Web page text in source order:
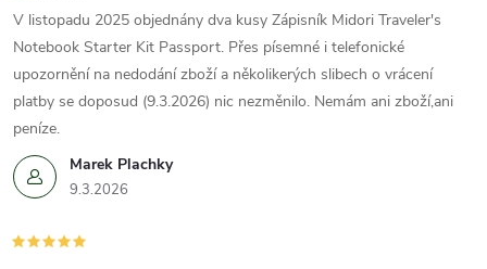
Marek Plachky
9.3.2026
V listopadu 2025 objednány dva kusy Zápisník Midori Traveler's
Notebook Starter Kit Passport. Přes písemné i telefonické
upozornění na nedodání zboží a několikerých slibech o vrácení
platby se doposud (9.3.2026) nic nezměnilo. Nemám ani zboží,ani
peníze.